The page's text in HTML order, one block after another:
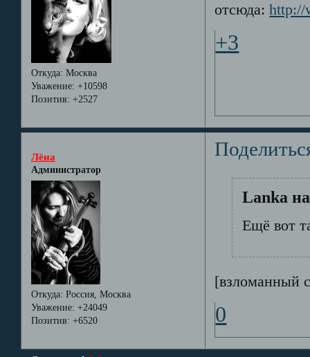
Откуда: Москва
Уважение: +10598
Позитив: +2527
отсюда:http://
+3
Лёна
Администратор
Откуда: Россия, Москва
Уважение: +24049
Позитив: +6520
Lanka
Ещё вот
[взломанный
0